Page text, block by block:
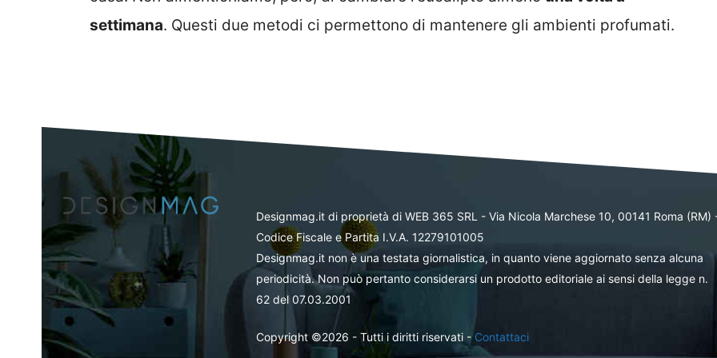
settimana. Questi due metodi ci permettono di mantenere gli ambienti profumati.
Designmag.it di proprietà di WEB 365 SRL - Via Nicola Marchese 10, 00141 Roma (RM)
Codice Fiscale e Partita I.V.A. 12279101005
Designmag.it non è una testata giornalistica, in quanto viene aggiornato senza alcuna
periodicità. Non può pertanto considerarsi un prodotto editoriale ai sensi della legge n.
62 del 07.03.2001
Copyright ©2026 - Tutti i diritti riservati -Contattaci